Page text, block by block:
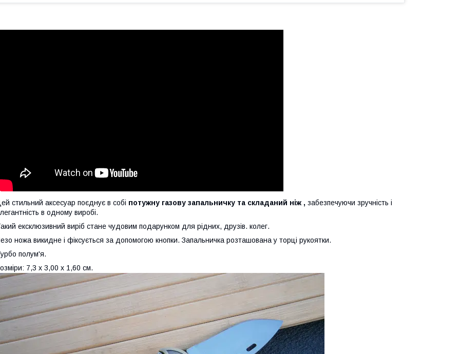
стильний аксесуар поєднує в собі потужну газову запальничку та складаний ніж , забезпечуючи зручність і
в одному виробі.
ексклюзивний виріб стане чудовим подарунком для рідних, друзів. колег.
ножа викидне і фіксується за допомогою кнопки. Запальничка розташована у торці рукоятки.
полум'я.
7,3 x 3,00 x 1,60 см.